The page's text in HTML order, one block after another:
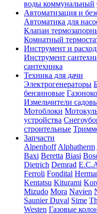
воды коммунальный
Автоматизация и
Автоматика для
Клапан
Комнатный
Инструмент и
Инструмент
сантехника
Техника для дачи
Электрогенераторы
бензиновые
Измельчители
Мотоблоки
устройства
строительные
Запчасти
Alpenhoff Alphatherm
Baxi Beretta Biasi
Dietrich Demrad
Ferroli Fondital
Kentatsu Kiturami
Mizudo Mora Navien
Saunier Duval Sime
Westen Газовые